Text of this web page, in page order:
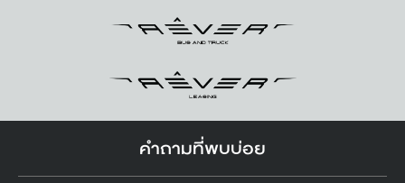
คำถามที่พบบ่อย